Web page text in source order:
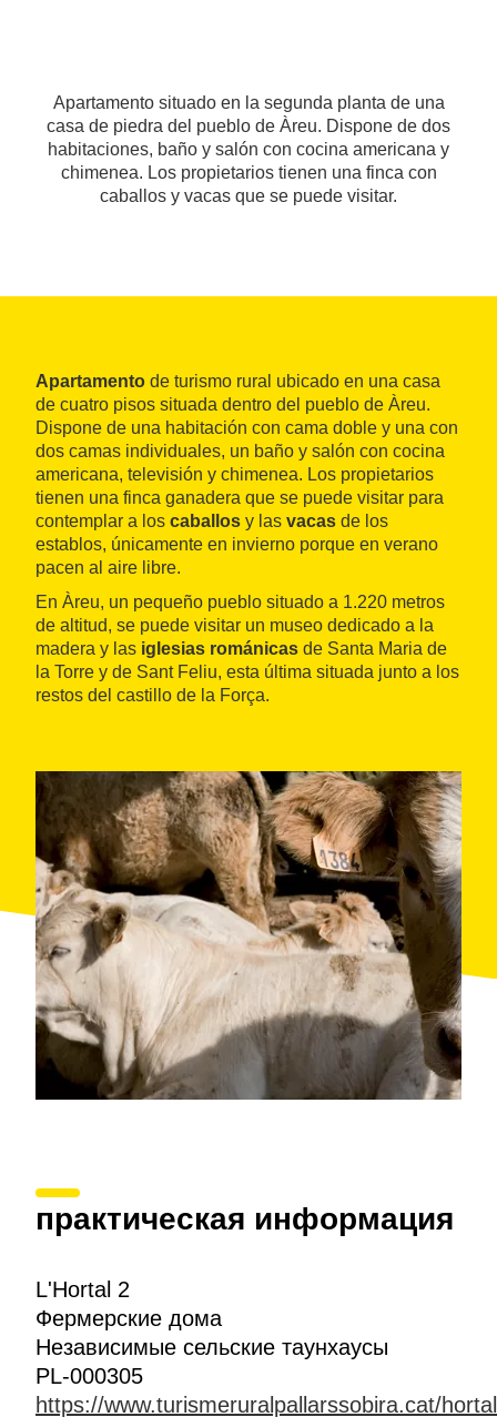
Apartamento situado en la segunda planta de una
casa de piedra del pueblo de Àreu. Dispone de dos
habitaciones, baño y salón con cocina americana y
chimenea. Los propietarios tienen una finca con
caballos y vacas que se puede visitar.
Apartamento de turismo rural ubicado en una casa
de cuatro pisos situada dentro del pueblo de Àreu.
Dispone de una habitación con cama doble y una con
dos camas individuales, un baño y salón con cocina
americana, televisión y chimenea. Los propietarios
tienen una finca ganadera que se puede visitar para
contemplar a los caballos y las vacas de los
establos, únicamente en invierno porque en verano
pacen al aire libre.
En Àreu, un pequeño pueblo situado a 1.220 metros
de altitud, se puede visitar un museo dedicado a la
madera y las iglesias románicas de Santa Maria de
la Torre y de Sant Feliu, esta última situada junto a los
restos del castillo de la Força.
практическая информация
L'Hortal 2
Фермерские дома
Независимые сельские таунхаусы
PL-000305
https://www.turismeruralpallarssobira.cat/